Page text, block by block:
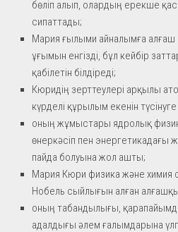
бөліп алып, олардың ерекше
сипаттады;
Мария ғылыми айналымға алғаш
ұғымын енгізді, бұл кейбір
қабілетін білдіреді;
Кюридің зерттеулері арқылы
күрделі құрылым екенін
оның жұмыстары ядролық
өнеркәсіп пен энергетикадағы
пайда болуына жол ашты;
Мария Кюри физика және химия
Нобель сыйлығын алған
оның табандылығы,
адалдығы әлем ғалымдарына